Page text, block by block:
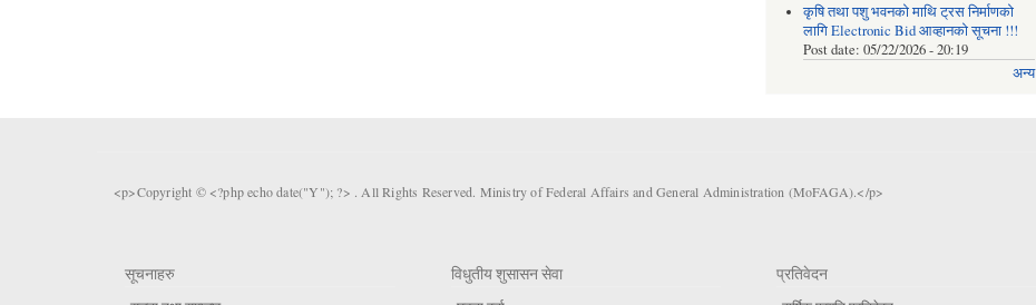
कृषि तथा पशु भवनको माथि ट्रस निर्माणको
लागि Electronic Bid आव्हानको सूचना !!!
Post date: 05/22/2026 - 20:19
अन्य
<p>Copyright © <?php echo date("Y"); ?> . All Rights Reserved. Ministry of Federal Affairs and General Administration (MoFAGA).</p>
सूचनाहरु विधुतीय शुसासन सेवा प्रतिवेदन